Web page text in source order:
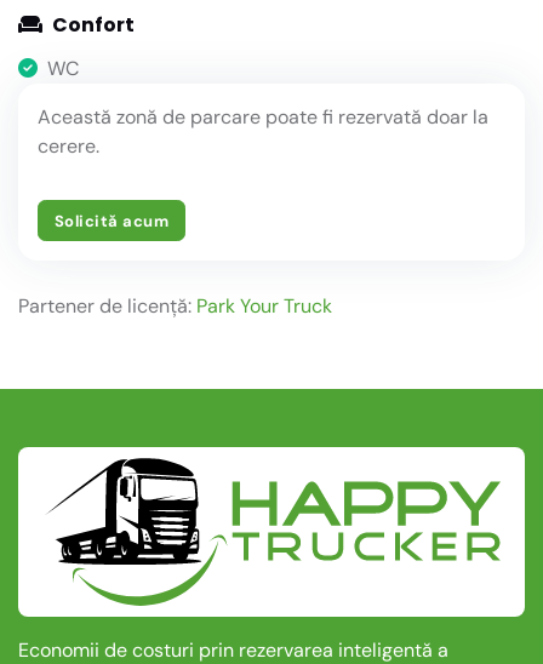
Confort
WC
Această zonă de parcare poate fi rezervată doar la
cerere.
Solicită acum
Partener de licență: Park Your Truck
Economii de costuri prin rezervarea inteligentă a